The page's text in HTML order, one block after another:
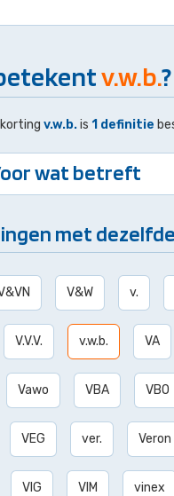
v.w.b.?
v.w.b.is 1 definitie
wat betreft
met
V&W v.
V.V.V. v.w.b. VA
Vawo VBA VBO
VEG ver. Veron
VIG VIM vinex